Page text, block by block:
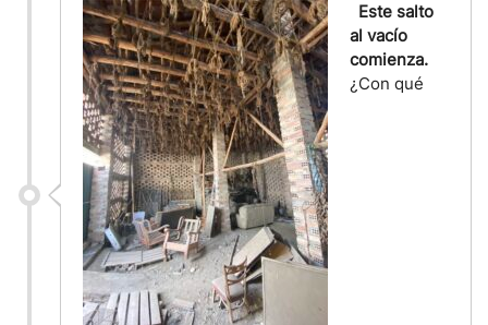
Este salto
al vacío
comienza.
¿Con qué